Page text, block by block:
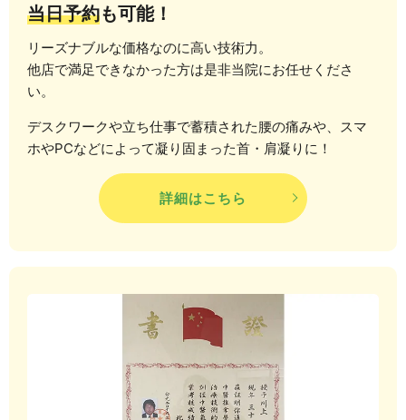
当日予約も可能！
リーズナブルな価格なのに高い技術力。
他店で満足できなかった方は是非当院にお任せくださ
い。
デスクワークや立ち仕事で蓄積された腰の痛みや、スマ
ホやPCなどによって凝り固まった首・肩凝りに！
詳細はこちら